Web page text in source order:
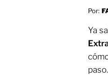
Por:
Ya
paso.